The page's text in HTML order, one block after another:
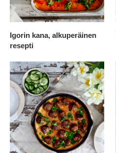
Igorin kana, alkuperäinen
resepti